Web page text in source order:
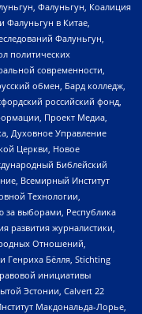
Фалуньгун, Коалиция
Фалуньгун в Китае,
Фалуньгун,
политических
современности,
обмен, Бард колледж,
российский фонд,
Проект Медиа,
Духовное Управление
Церкви, Новое
Библейский
Всемирный Институт
Технологии,
за выборами, Республика
журналистики,
Отношений,
Бёлля, Stichting
инициативы
Эстонии, Calvert 22
Макдональда-Лорье,